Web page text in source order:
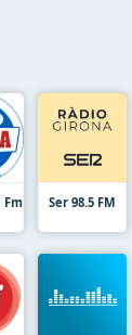
Fm Ser 98.5 FM